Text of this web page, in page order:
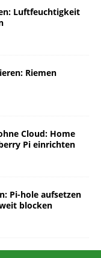
Luftfeuchtigkeit
Riemen
Cloud: Home
Pi einrichten
Pi-hole aufsetzen
blocken